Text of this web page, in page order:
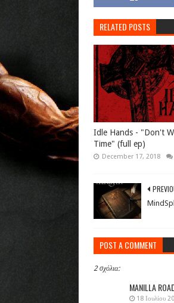
RELATED POSTS
Idle Hands - "Don't
Time" (full ep)
December 17, 2018
POST A COMMENT
2 σχόλια:
MANILLA
18 Ιουλίου